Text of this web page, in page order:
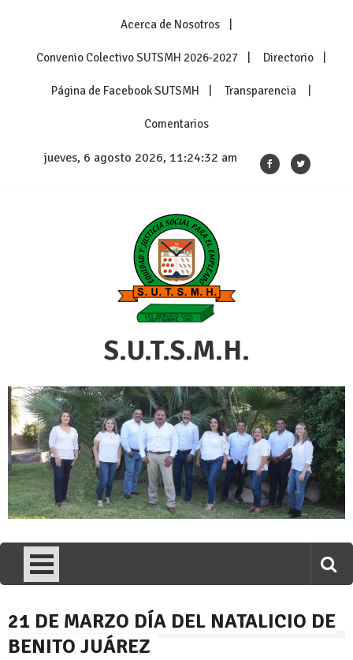
Acerca de Nosotros
Convenio Colectivo SUTSMH 2026-2027 Directorio
Página de Facebook SUTSMH Transparencia
Comentarios
jueves, 6 agosto 2026, 11:24:32 am
S.U.T.S.M.H.
21 DE MARZO DÍA DEL NATALICIO DE
BENITO JUÁREZ